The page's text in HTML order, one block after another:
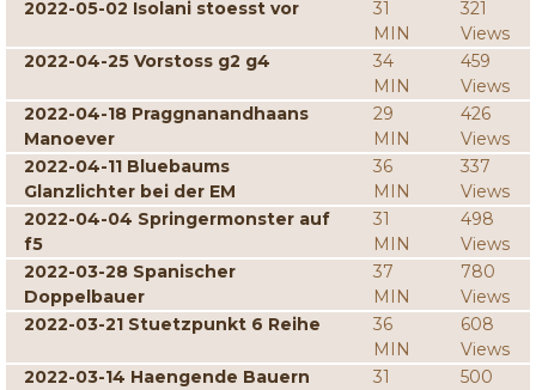
2022-05-02 Isolani stoesst vor
31
MIN
321
Views
2022-04-25 Vorstoss g2 g4
34
MIN
459
Views
2022-04-18 Praggnanandhaans
Manoever
29
MIN
426
Views
2022-04-11 Bluebaums
Glanzlichter bei der EM
36
MIN
337
Views
2022-04-04 Springermonster auf
f5
31
MIN
498
Views
2022-03-28 Spanischer
Doppelbauer
37
MIN
780
Views
2022-03-21 Stuetzpunkt 6 Reihe
36
MIN
608
Views
2022-03-14 Haengende Bauern
31
500